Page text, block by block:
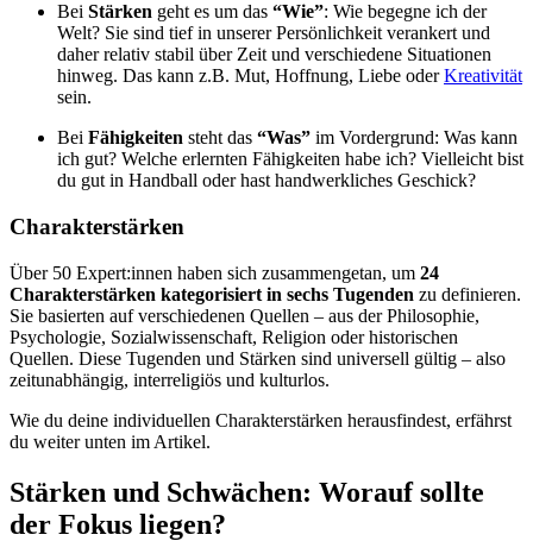
Bei Stärken geht es um das “Wie”: Wie begegne ich der
Welt? Sie sind tief in unserer Persönlichkeit verankert und
daher relativ stabil über Zeit und verschiedene Situationen
hinweg. Das kann z.B. Mut, Hoffnung, Liebe oderKreativität
sein.
Bei Fähigkeiten steht das “Was” im Vordergrund: Was kann
ich gut? Welche erlernten Fähigkeiten habe ich? Vielleicht bist
du gut in Handball oder hast handwerkliches Geschick?
Charakterstärken
Über 50 Expert:innen haben sich zusammengetan, um 24
Charakterstärken kategorisiert in sechs Tugenden zu definieren.
Sie basierten auf verschiedenen Quellen – aus der Philosophie,
Psychologie, Sozialwissenschaft, Religion oder historischen
Quellen. Diese Tugenden und Stärken sind universell gültig – also
zeitunabhängig, interreligiös und kulturlos.
Wie du deine individuellen Charakterstärken herausfindest, erfährst
du weiter unten im Artikel.
Stärken und Schwächen: Worauf sollte
der Fokus liegen?